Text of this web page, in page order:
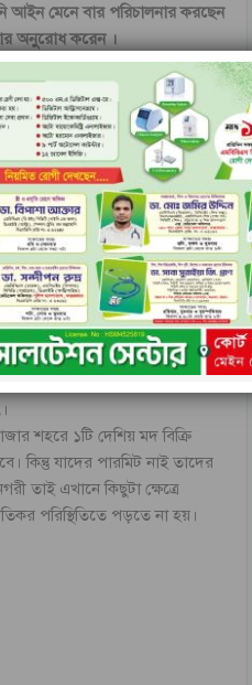
আইন মেনে বার পরিচালনার করছেন
অনুরোধ করেন ।
দোকান রয়েছে যারা শুধু দেশিয়
প্যাকেটজাত মদসহ মদপানে
বার, ওশান প্যারাডাইস
বিয়ষ বলছে ভিন্ন। এই
রাতে এসে পর্যটন শহরের
অবক্ষয় হচ্ছে বলে জানান স্থানীয়
এই মাদক। কক্সবাজার শহরে
তা নিধারণ করে তাদের পারমিট
সবাইকে মদ বিক্রি করছে তাদের
রয়েছে তাদের বিক্রি করে থাকি।
মদের গøাস ধরিয়ে দিচ্ছে
শহরে ১টি দেশিয় মদ বিক্রি
কিন্তু যাদের পারমিট নাই তাদের
তাই এখানে কিছুটা ক্ষেত্রে
পরিস্থিতিতে পড়তে না হয়।